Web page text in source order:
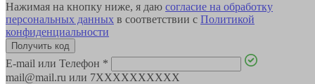
Нажимая на кнопку ниже, я даю согласие на обработку
персональных данных в соответствии с Политикой
конфиденциальности
E-mail или Телефон *
mail@mail.ru или 7XXXXXXXXXX